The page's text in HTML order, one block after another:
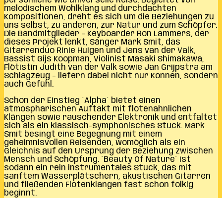
melodischem Wohlklang und durchdachten
Kompositionen, dreht es sich um die Beziehungen zu
uns selbst, zu anderen, zur Natur und zum Schöpfer.
Die Bandmitglieder – Keyboarder Ron Lammers, der
dieses Projekt lenkt, Sänger Mark Smit, das
Gitarrenduo Rinie Huigen und Jens van der Valk,
Bassist Gijs Koopman, Violinist Masaki Shimakawa,
Flötistin Judith van der Valk sowie Jan Grijpstra am
Schlagzeug – liefern dabei nicht nur Können, sondern
auch Gefühl.
Schon der Einstieg ´Alpha´ bietet einen
atmosphärischen Auftakt mit flötenähnlichen
Klängen sowie rauschender Elektronik und entfaltet
sich als ein klassisch-symphonisches Stück. Mark
Smit besingt eine Begegnung mit einem
geheimnisvollen Reisenden, womöglich als ein
Gleichnis auf den Ursprung der Beziehung zwischen
Mensch und Schöpfung. ´Beauty Of Nature´ ist
sodann ein rein instrumentales Stück, das mit
sanftem Wasserplätschern, akustischen Gitarren
und fließenden Flötenklängen fast schon folkig
beginnt.